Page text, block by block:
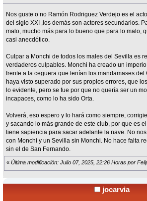
Nos guste o no Ramón Rodriguez Verdejo es el
del siglo XXI ,los demás son actores secundarios.
malo, mucho más para lo bueno que para lo malo,
casi anecdótico.
Culpar a Monchi de todos los males del Sevilla es
verdaderos culpables. Monchi ha creado un
frente a la ceguera que tenían los mandamases del
haya visto superado por sus propios errores, que
lo evidente, pero se fue por que no quería ser un
incapaces, como lo ha sido Orta.
Volverá, eso espero y lo hará como siempre,
y sacando lo más grande de este club, por que es
tiene sapiencia para sacar adelante la nave. No
con Monchi y un Sevilla sin Monchi. No hace falta
sin el de San Fernando.
« Última modificación: Julio 07, 2025, 22:26 Horas por
jocarvia